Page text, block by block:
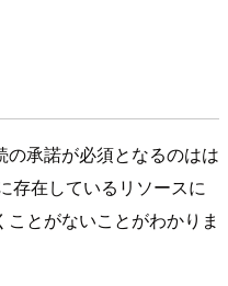
承諾が必須となるのはは
存在しているリソースに
とがないことがわかりま